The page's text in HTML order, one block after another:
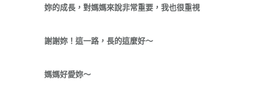
妳的成長，對媽媽來說非常重要，我也很重視
謝謝妳！這一路，長的這麼好～
媽媽好愛妳～